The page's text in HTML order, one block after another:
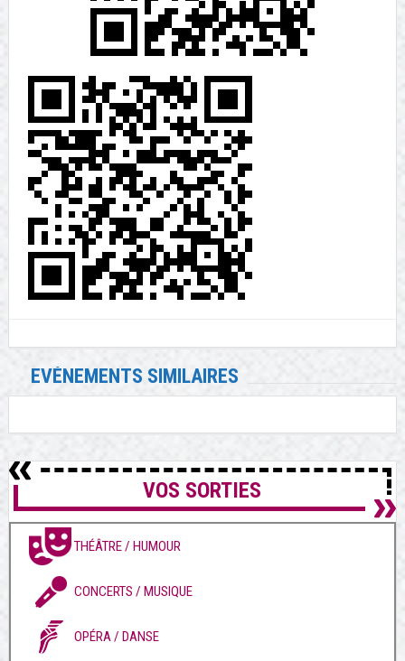
EVÉNEMENTS SIMILAIRES
VOS SORTIES
THÉÂTRE / HUMOUR
CONCERTS / MUSIQUE
OPÉRA / DANSE